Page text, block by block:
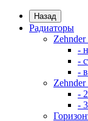
Назад
Радиаторы
-
-
-
-
-